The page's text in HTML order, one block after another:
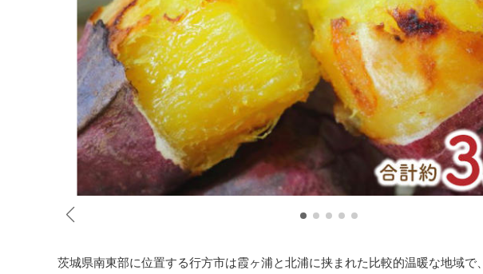
茨城県南東部に位置する行方市は霞ヶ浦と北浦に挟まれた比較的温暖な地域で、